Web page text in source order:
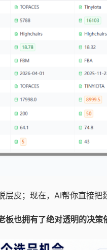
皮；现在，AI帮你直接把
也拥有了绝对透明的决策